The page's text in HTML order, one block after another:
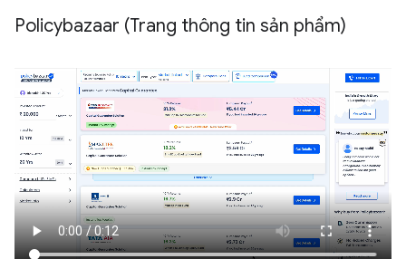
Policybazaar (Trang thông tin sản phẩm)